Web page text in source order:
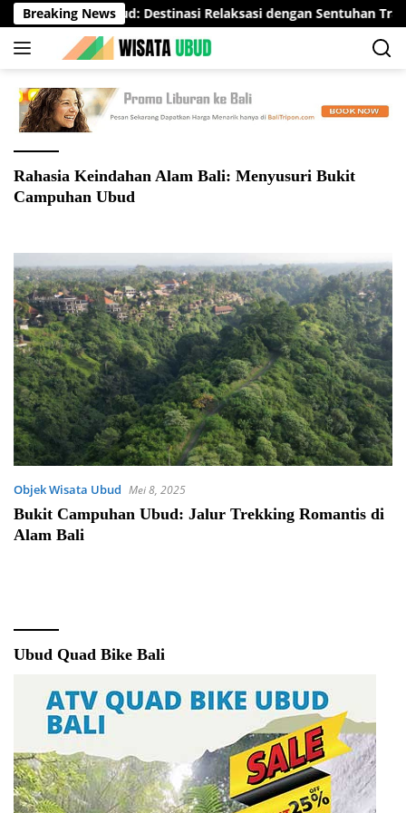
Langsung
ke
konten
Breaking News
Svaha Spa Ubud: Destinasi Relaksasi dengan Sentuhan
Rahasia Keindahan Alam Bali: Menyusuri Bukit
Campuhan Ubud
Objek Wisata Ubud Mei 8, 2025
Bukit Campuhan Ubud: Jalur Trekking Romantis di
Alam Bali
Ubud Quad Bike Bali